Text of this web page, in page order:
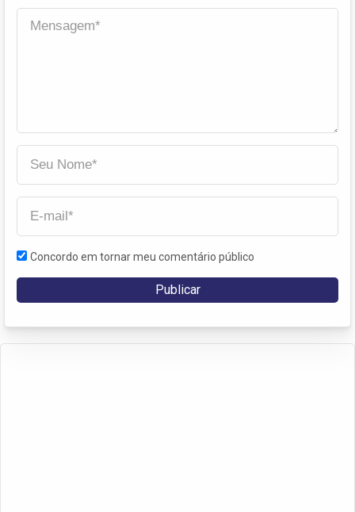
Concordo em tornar meu comentário público